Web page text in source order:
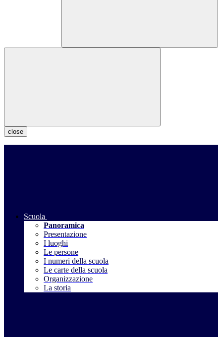
close
Scuola
Panoramica
Presentazione
I luoghi
Le persone
I numeri della scuola
Le carte della scuola
Organizzazione
La storia